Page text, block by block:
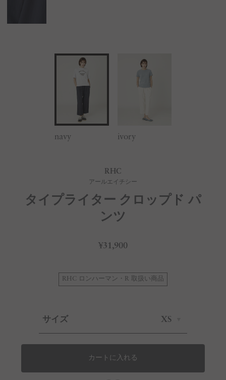
navy ivory
RHC
アールエイチシー
タイプライター クロップド パ
ンツ
¥31,900
RHC ロンハーマン・R 取扱い商品
サイズ XS
カートに入れる